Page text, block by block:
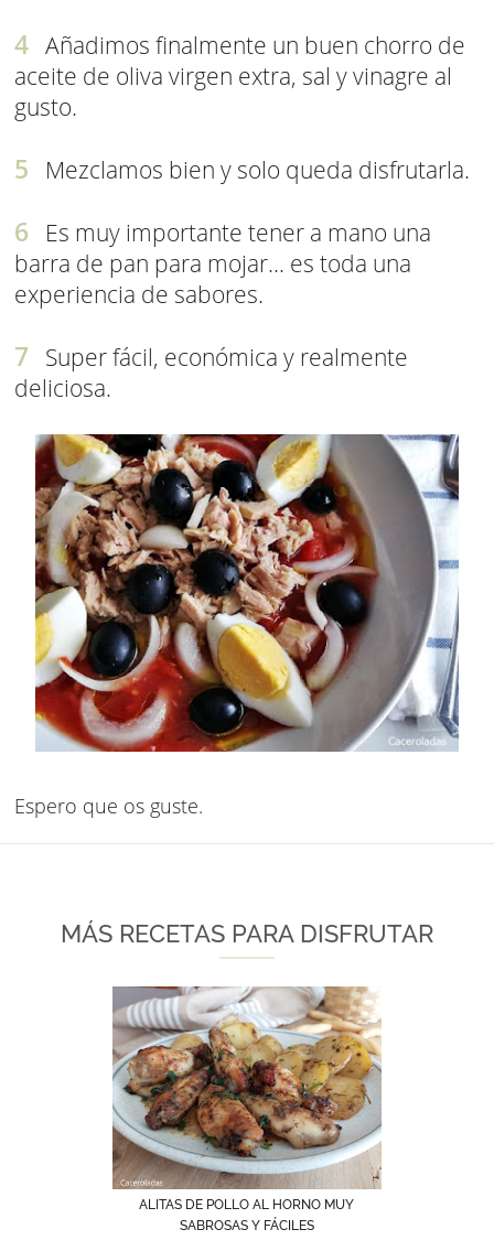
Añadimos finalmente un buen chorro de
aceite de oliva virgen extra, sal y vinagre al
gusto.
Mezclamos bien y solo queda disfrutarla.
Es muy importante tener a mano una
barra de pan para mojar... es toda una
experiencia de sabores.
Super fácil, económica y realmente
deliciosa.
Espero que os guste.
MÁS RECETAS PARA DISFRUTAR
ALITAS DE POLLO AL HORNO MUY
SABROSAS Y FÁCILES